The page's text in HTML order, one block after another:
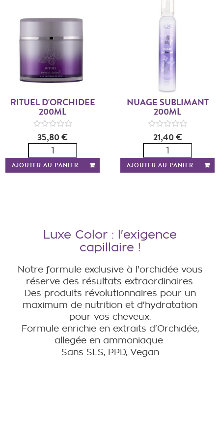
RITUEL D'ORCHIDEE
200ML
35,80 €
AJOUTER AU PANIER
NUAGE SUBLIMANT
200ML
21,40 €
AJOUTER AU PANIER
Luxe Color : l'exigence
capillaire !
Notre formule exclusive à l'orchidée vous
réserve des résultats extraordinaires.
Des produits révolutionnaires pour un
maximum de nutrition et d'hydratation
pour vos cheveux.
Formule enrichie en extraits d'Orchidée,
allegée en ammoniaque
Sans SLS, PPD, Vegan